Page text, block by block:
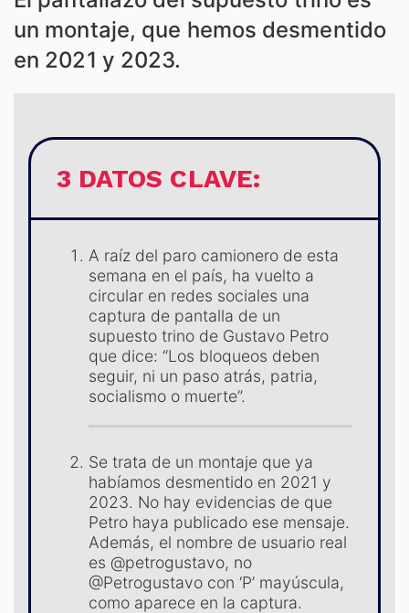
un montaje, que hemos desmentido
en 2021 y 2023.
3 DATOS CLAVE:
A raíz del paro camionero de esta
semana en el país, ha vuelto a
circular en redes sociales una
captura de pantalla de un
supuesto trino de Gustavo Petro
que dice: “Los bloqueos deben
seguir, ni un paso atrás, patria,
socialismo o muerte”.
Se trata de un montaje que ya
habíamos desmentido en 2021 y
2023. No hay evidencias de que
Petro haya publicado ese mensaje.
Además, el nombre de usuario real
es @petrogustavo, no
@Petrogustavo con ‘P’ mayúscula,
como aparece en la captura.